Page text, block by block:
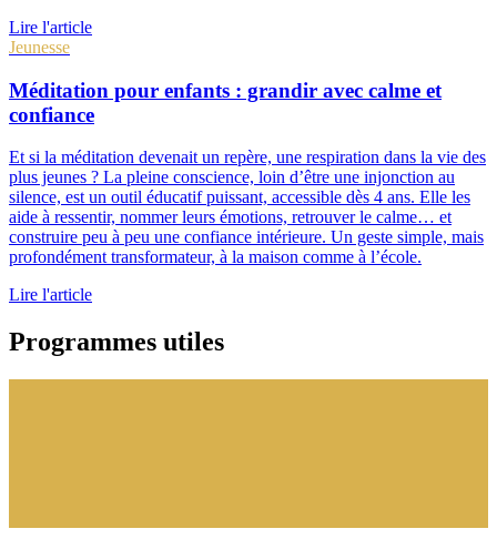
Lire l'article
Jeunesse
Méditation pour enfants : grandir avec calme et
confiance
Et si la méditation devenait un repère, une respiration dans la vie des
plus jeunes ? La pleine conscience, loin d’être une injonction au
silence, est un outil éducatif puissant, accessible dès 4 ans. Elle les
aide à ressentir, nommer leurs émotions, retrouver le calme… et
construire peu à peu une confiance intérieure. Un geste simple, mais
profondément transformateur, à la maison comme à l’école.
Lire l'article
Programmes utiles